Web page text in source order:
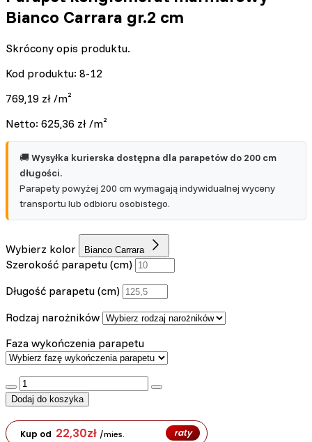
Bianco Carrara gr.2 cm
Skrócony opis produktu.
Kod produktu: 8-12
769,19 zł /m²
Netto: 625,36 zł /m²
🚚Wysyłka kurierska dostępna dla parapetów do 200 cm
długości.
Parapety powyżej 200 cm wymagają indywidualnej wyceny
transportu lub odbioru osobistego.
Wybierz kolor Bianco Carrara
Szerokość parapetu (cm)
Długość parapetu (cm)
Rodzaj narożników
Faza wykończenia parapetu
:product_name quantity
Dodaj do koszyka
Kup od 22,30zł /mies. raty